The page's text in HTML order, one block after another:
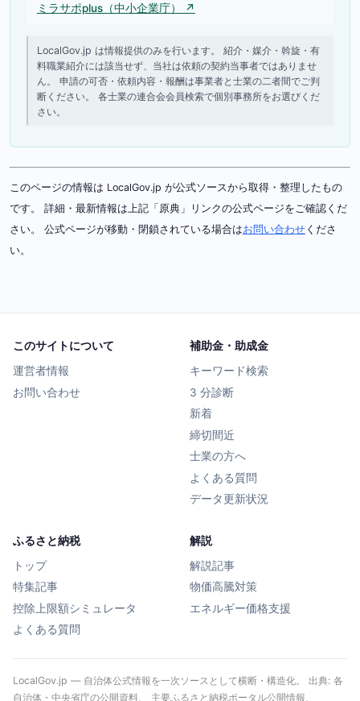
ミラサポplus（中小企業庁） ↗
LocalGov.jp は情報提供のみを行います。 紹介・媒介・斡旋・有
料職業紹介には該当せず、当社は依頼の契約当事者ではありませ
ん。 申請の可否・依頼内容・報酬は事業者と士業の二者間でご判
断ください。 各士業の連合会会員検索で個別事務所をお選びくだ
さい。
このページの情報は LocalGov.jp が公式ソースから取得・整理したもの
です。 詳細・最新情報は上記「原典」リンクの公式ページをご確認くだ
さい。 公式ページが移動・閉鎖されている場合はお問い合わせ くださ
い。
このサイトについて
運営者情報
お問い合わせ
補助金・助成金
キーワード検索
3 分診断
新着
締切間近
士業の方へ
よくある質問
データ更新状況
ふるさと納税
トップ
特集記事
控除上限額シミュレータ
よくある質問
解説
解説記事
物価高騰対策
エネルギー価格支援
LocalGov.jp — 自治体公式情報を一次ソースとして横断・構造化。 出典: 各
自治体・中央省庁の公開資料、 主要ふるさと納税ポータル公開情報、